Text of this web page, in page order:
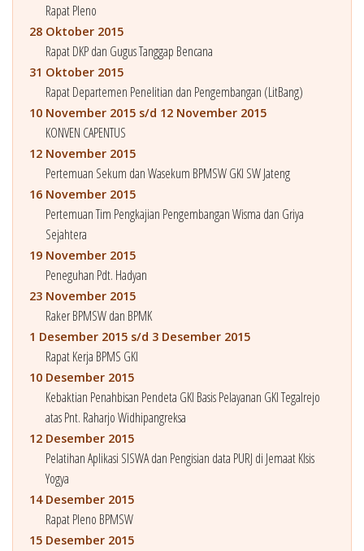
Rapat Pleno
28 Oktober 2015
Rapat DKP dan Gugus Tanggap Bencana
31 Oktober 2015
Rapat Departemen Penelitian dan Pengembangan (LitBang)
10 November 2015 s/d 12 November 2015
KONVEN CAPENTUS
12 November 2015
Pertemuan Sekum dan Wasekum BPMSW GKI SW Jateng
16 November 2015
Pertemuan Tim Pengkajian Pengembangan Wisma dan Griya
Sejahtera
19 November 2015
Peneguhan Pdt. Hadyan
23 November 2015
Raker BPMSW dan BPMK
1 Desember 2015 s/d 3 Desember 2015
Rapat Kerja BPMS GKI
10 Desember 2015
Kebaktian Penahbisan Pendeta GKI Basis Pelayanan GKI Tegalrejo
atas Pnt. Raharjo Widhipangreksa
12 Desember 2015
Pelatihan Aplikasi SISWA dan Pengisian data PURJ di Jemaat Klsis
Yogya
14 Desember 2015
Rapat Pleno BPMSW
15 Desember 2015